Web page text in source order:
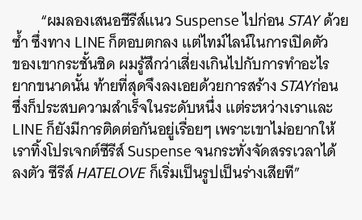
“ผมลองเสนอซีรีส์แนว Suspense ไปก่อนSTAYด้วย
ซ้ำ ซึ่งทาง LINE ก็ตอบตกลง แต่ไทม์ไลน์ในการเปิดตัว
ของเขากระชั้นชิด ผมรู้สึกว่าเสี่ยงเกินไปกับการทำอะไร
ยากขนาดนั้น ท้ายที่สุดจึงลงเอยด้วยการสร้างSTAYก่อน
ซึ่งก็ประสบความสำเร็จในระดับหนึ่ง แต่ระหว่างเราและ
LINE ก็ยังมีการติดต่อกันอยู่เรื่อยๆ เพราะเขาไม่อยากให้
เราทิ้งโปรเจกต์ซีรีส์ Suspense จนกระทั่งจัดสรรเวลาได้
ลงตัว ซีรีส์HATELOVEก็เริ่มเป็นรูปเป็นร่างเสียที”